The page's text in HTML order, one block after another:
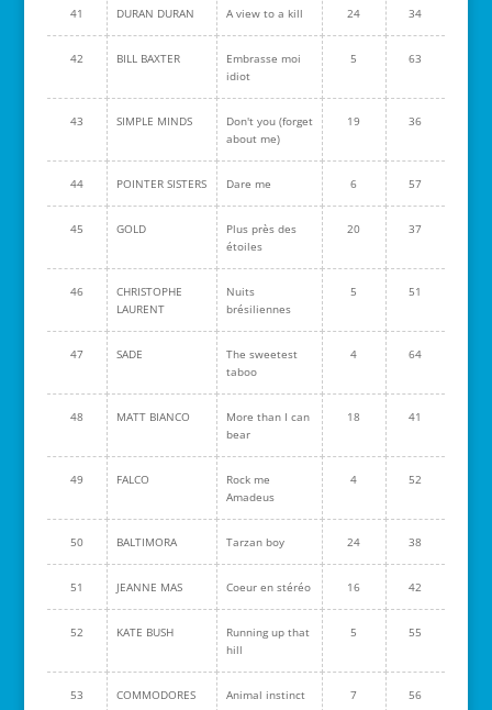
41 DURAN DURAN A view to a kill 24 34
42 BILL BAXTER
Embrasse moi
idiot
5 63
43 SIMPLE MINDS
Don't you (forget
about me)
19 36
44 POINTER SISTERS Dare me 6 57
45 GOLD
Plus près des
étoiles
20 37
46
CHRISTOPHE
LAURENT
Nuits
brésiliennes
5 51
47 SADE
The sweetest
taboo
4 64
48 MATT BIANCO
More than I can
bear
18 41
49 FALCO
Rock me
Amadeus
4 52
50 BALTIMORA Tarzan boy 24 38
51 JEANNE MAS Coeur en stéréo 16 42
52 KATE BUSH
Running up that
hill
5 55
53 COMMODORES Animal instinct 7 56